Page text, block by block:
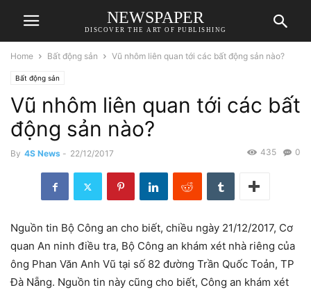
NEWSPAPER
DISCOVER THE ART OF PUBLISHING
Home Bất động sản Vũ nhôm liên quan tới các bất động sản nào?
Bất động sản
Vũ nhôm liên quan tới các bất
động sản nào?
By 4S News - 22/12/2017 0
435
Nguồn tin Bộ Công an cho biết, chiều ngày 21/12/2017, Cơ
quan An ninh điều tra, Bộ Công an khám xét nhà riêng của
ông Phan Văn Anh Vũ tại số 82 đường Trần Quốc Toản, TP
Đà Nẵng. Nguồn tin này cũng cho biết, Công an khám xét